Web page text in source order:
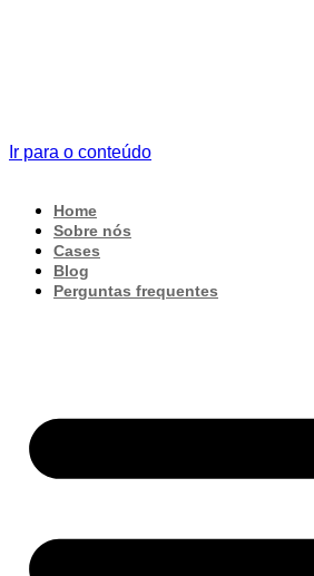
Ir para o conteúdo
Home
Sobre nós
Cases
Blog
Perguntas frequentes